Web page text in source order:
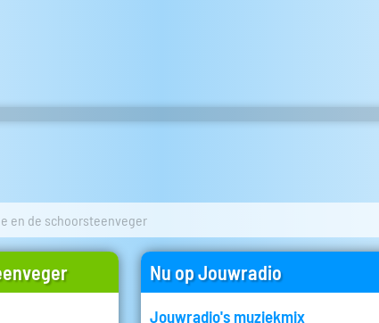
en de schoorsteenveger
Nu op Jouwradio
Jouwradio's muziekmix